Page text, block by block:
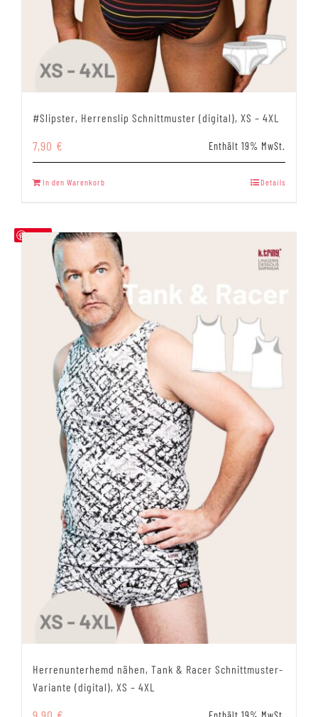
#Slipster, Herrenslip Schnittmuster (digital), XS – 4XL
7,90 € Enthält 19% MwSt.
In den Warenkorb Details
Save
Herrenunterhemd nähen, Tank & Racer Schnittmuster-
Variante (digital), XS – 4XL